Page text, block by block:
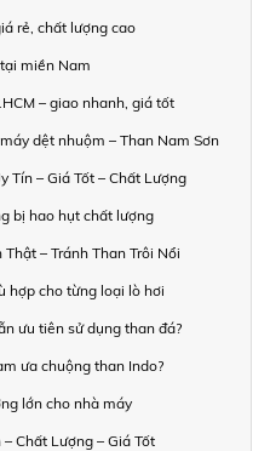
rẻ, chất lượng cao
miền Nam
– giao nhanh, giá tốt
dệt nhuộm – Than Nam Sơn
Tín – Giá Tốt – Chất Lượng
bị hao hụt chất lượng
– Tránh Than Trôi Nổi
hợp cho từng loại lò hơi
ưu tiên sử dụng than đá?
ưa chuộng than Indo?
lớn cho nhà máy
Chất Lượng – Giá Tốt